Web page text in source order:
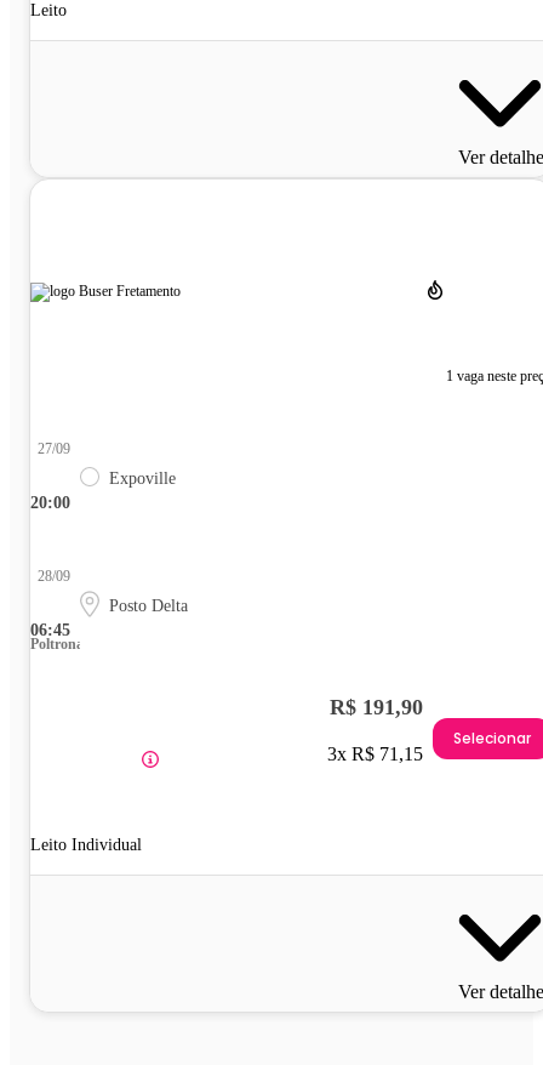
Leito
Ver
1 vaga neste
20:00
27/09
Expoville
06:45
28/09
Posto Delta
Poltrona
Leito Individual
R$ 191,90
3x R$ 71,15
Selecionar
Ver